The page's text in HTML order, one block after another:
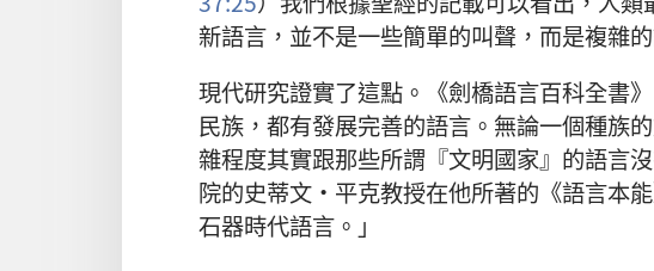
新語言，並不是一些簡單的叫聲，而是複雜的
現代研究證實了這點。《劍橋語言百科全書
民族，都有發展完善的語言。無論一個種族
雜程度其實跟那些所謂『文明國家』的語言
院的史蒂文·平克教授在他所著的《語言本
石器時代語言。」